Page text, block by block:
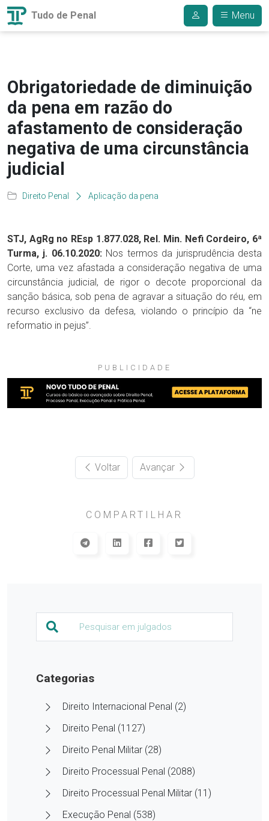
Tudo de Penal Menu
Obrigatoriedade de diminuição
da pena em razão do
afastamento de consideração
negativa de uma circunstância
judicial
Direito Penal Aplicação da pena
STJ, AgRg no REsp 1.877.028, Rel. Min. Nefi Cordeiro, 6ª
Turma, j. 06.10.2020: Nos termos da jurisprudência desta
Corte, uma vez afastada a consideração negativa de uma
circunstância judicial, de rigor o decote proporcional da
sanção básica, sob pena de agravar a situação do réu, em
recurso exclusivo da defesa, violando o princípio da “ne
reformatio in pejus”.
PUBLICIDADE
Voltar Avançar
COMPARTILHAR
Categorias
Direito Internacional Penal (2)
Direito Penal (1127)
Direito Penal Militar (28)
Direito Processual Penal (2088)
Direito Processual Penal Militar (11)
Execução Penal (538)